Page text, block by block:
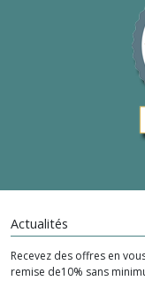
Actualités
Recevez des offres en
remise de10% sans